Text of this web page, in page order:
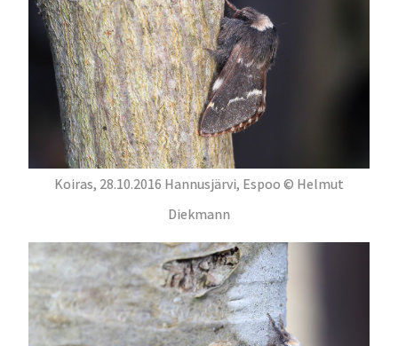
Koiras, 28.10.2016 Hannusjärvi, Espoo © Helmut
Diekmann